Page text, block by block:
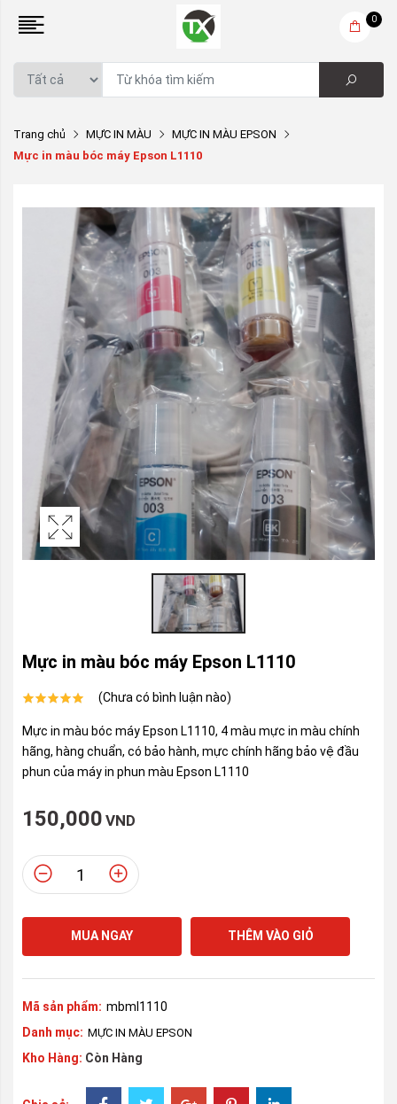
0
Trang chủ MỰC IN MÀU
MỰC IN MÀU EPSON
Mực in màu bóc máy Epson L1110
Mực in màu bóc máy Epson L1110
(Chưa có bình luận nào)
Mực in màu bóc máy Epson L1110, 4 màu mực in màu chính
hãng, hàng chuẩn, có bảo hành, mực chính hãng bảo vệ đầu
phun của máy in phun màu Epson L1110
150,000 VND
MUA NGAY THÊM VÀO GIỎ
Mã sản phẩm: mbml1110
Danh mục: MỰC IN MÀU EPSON
Kho Hàng: Còn Hàng